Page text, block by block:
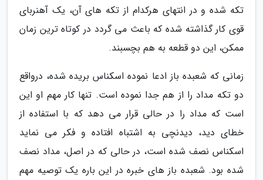
تکه شده و در انتهای هرکدام از تکه های آن، یک آهنربای
قوی کار گذاشته شده که باعث می گردد در کوتاه ترین زمان
ممکن، این دو قطعه به هم بچسبند.
زمانی که شعبده باز ادعا نموده اسکناس بریده شده، درواقع
دو تکه مداد را از هم جدا نموده است. تنها کار مهم او این
است که مداد را در حالی قرار می دهد که با استفاده از
خطای دید، دیدنچی به اشتباه افتاده و فکر می نماید
اسکناس نصف شده است، در حالی که در اصل، مداد نصف
شده بود. شعبده باز های خبره در این باره یک توصیه مهم